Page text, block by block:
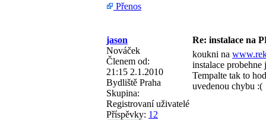
Přenos
jason
Re: instalace na
Nováček
Členem od:
21:15 2.1.2010
Bydliště Praha
Skupina:
Registrovaní uživatelé
Příspěvky: 12
koukni na
instalace
Tempalte tak to
uvedenou chybu :(